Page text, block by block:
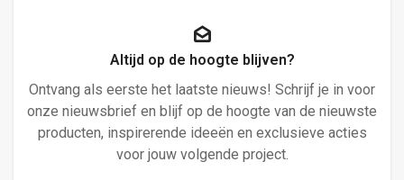
Altijd op de hoogte blijven?
Ontvang als eerste het laatste nieuws! Schrijf je in voor
onze nieuwsbrief en blijf op de hoogte van de nieuwste
producten, inspirerende ideeën en exclusieve acties
voor jouw volgende project.